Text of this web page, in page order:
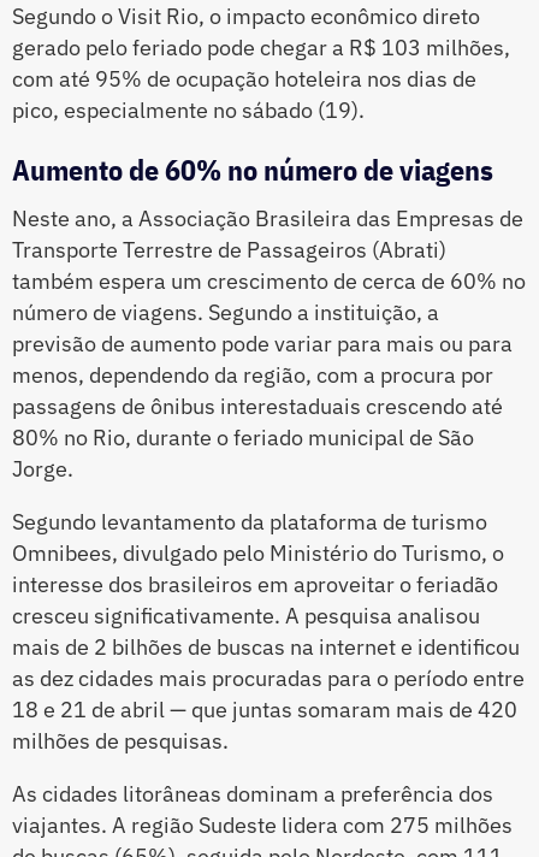
Segundo o Visit Rio, o impacto econômico direto
gerado pelo feriado pode chegar a R$ 103 milhões,
com até 95% de ocupação hoteleira nos dias de
pico, especialmente no sábado (19).
Aumento de 60% no número de viagens
Neste ano, a Associação Brasileira das Empresas de
Transporte Terrestre de Passageiros (Abrati)
também espera um crescimento de cerca de 60% no
número de viagens. Segundo a instituição, a
previsão de aumento pode variar para mais ou para
menos, dependendo da região, com a procura por
passagens de ônibus interestaduais crescendo até
80% no Rio, durante o feriado municipal de São
Jorge.
Segundo levantamento da plataforma de turismo
Omnibees, divulgado pelo Ministério do Turismo, o
interesse dos brasileiros em aproveitar o feriadão
cresceu significativamente. A pesquisa analisou
mais de 2 bilhões de buscas na internet e identificou
as dez cidades mais procuradas para o período entre
18 e 21 de abril — que juntas somaram mais de 420
milhões de pesquisas.
As cidades litorâneas dominam a preferência dos
viajantes. A região Sudeste lidera com 275 milhões